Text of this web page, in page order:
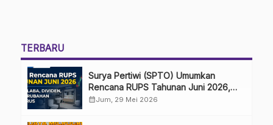
TERBARU
Surya Pertiwi (SPTO) Umumkan
Rencana RUPS Tahunan Juni 2026,
Bahas Penggunaan Laba Hingga
calendar_monthJum, 29 Mei 2026